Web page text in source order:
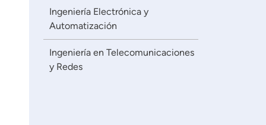
Ingeniería Electrónica y
Automatización
Ingeniería en Telecomunicaciones
y Redes